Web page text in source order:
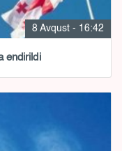
8 Avqust - 16:42
endirildi